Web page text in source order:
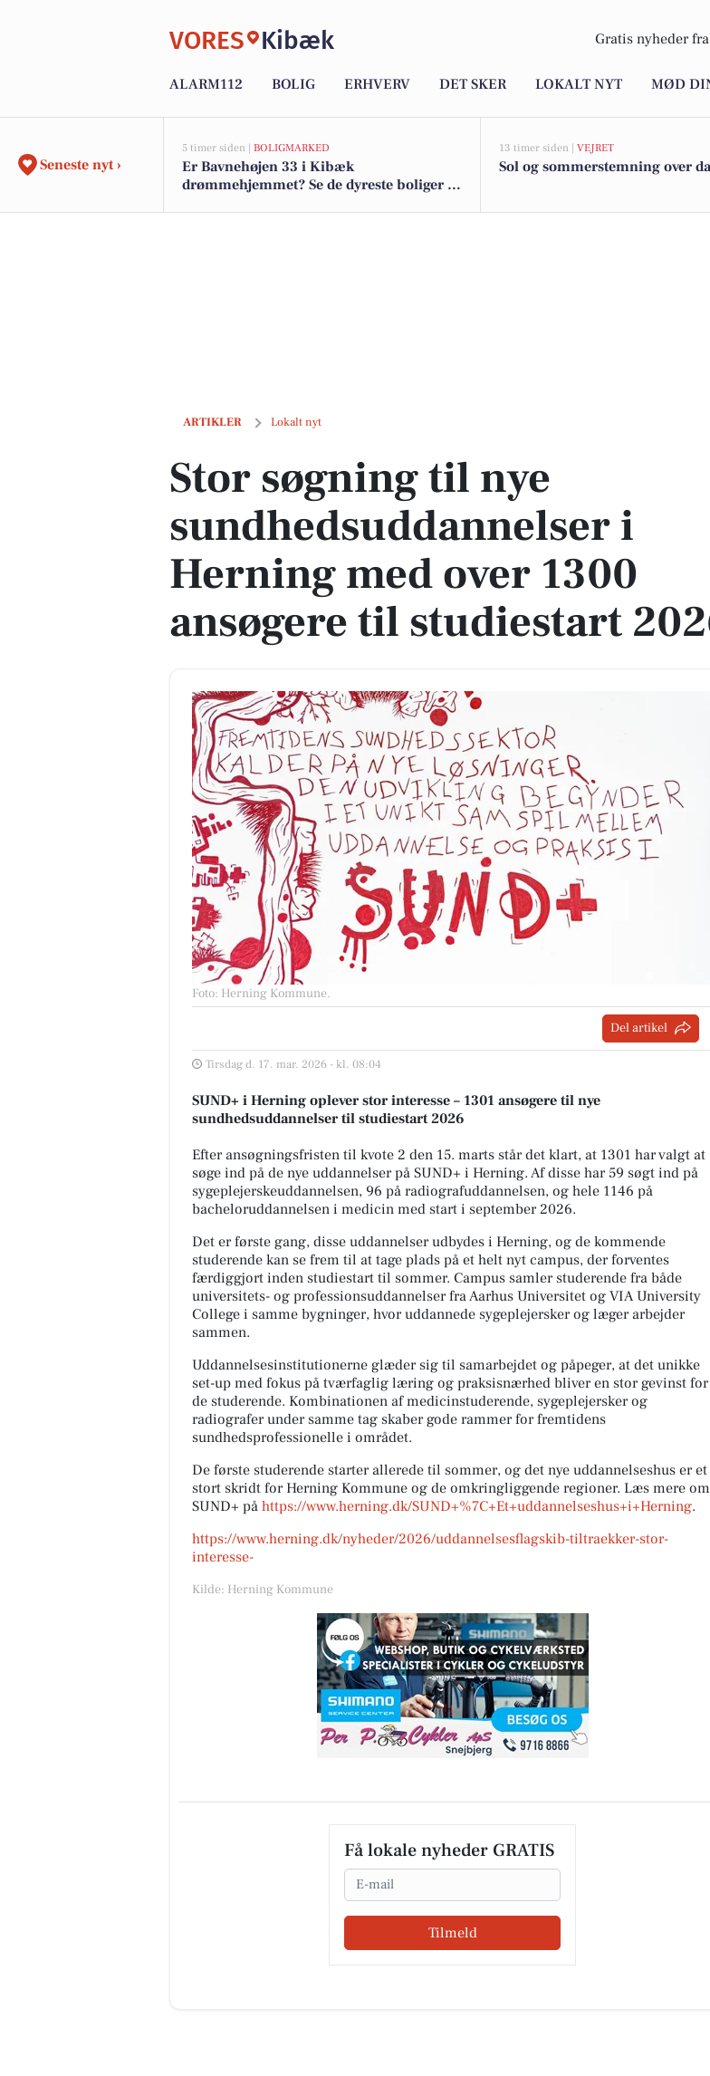
VORES Kibæk Gratis nyheder fra
ALARM112 BOLIG ERHVERV DET SKER LOKALT NYT MØD
Seneste nyt ›
5 timer siden | BOLIGMARKED
Er Bavnehøjen 33 i Kibæk
drømmehjemmet? Se de dyreste boliger til
13 timer siden | VEJRET
Sol og sommerstemning over
ARTIKLER Lokalt nyt
Stor søgning til nye sundhedsuddannelser i Herning med over 1300 ansøgere til studiestart 2026
Stor søgning til nye
sundhedsuddannelser i
Herning med over 1300
ansøgere til studiestart
Foto: Herning Kommune.
Del artikel
Tirsdag d. 17. mar. 2026 - kl. 08:04
SUND+ i Herning oplever stor interesse – 1301 ansøgere til nye
sundhedsuddannelser til studiestart 2026
Efter ansøgningsfristen til kvote 2 den 15. marts står det klart, at 1301 har valgt at
søge ind på de nye uddannelser på SUND+ i Herning. Af disse har 59 søgt ind på
sygeplejerskeuddannelsen, 96 på radiografuddannelsen, og hele 1146 på
bacheloruddannelsen i medicin med start i september 2026.
Det er første gang, disse uddannelser udbydes i Herning, og de kommende
studerende kan se frem til at tage plads på et helt nyt campus, der forventes
færdiggjort inden studiestart til sommer. Campus samler studerende fra både
universitets- og professionsuddannelser fra Aarhus Universitet og VIA University
College i samme bygninger, hvor uddannede sygeplejersker og læger arbejder
sammen.
Uddannelsesinstitutionerne glæder sig til samarbejdet og påpeger, at det unikke
set-up med fokus på tværfaglig læring og praksisnærhed bliver en stor gevinst for
de studerende. Kombinationen af medicinstuderende, sygeplejersker og
radiografer under samme tag skaber gode rammer for fremtidens
sundhedsprofessionelle i området.
De første studerende starter allerede til sommer, og det nye uddannelseshus er et
stort skridt for Herning Kommune og de omkringliggende regioner. Læs mere om
SUND+ på https://www.herning.dk/SUND+%7C+Et+uddannelseshus+i+Herning.
https://www.herning.dk/nyheder/2026/uddannelsesflagskib-tiltraekker-stor-
interesse-
Kilde: Herning Kommune
Få lokale nyheder GRATIS
Email
Tilmeld